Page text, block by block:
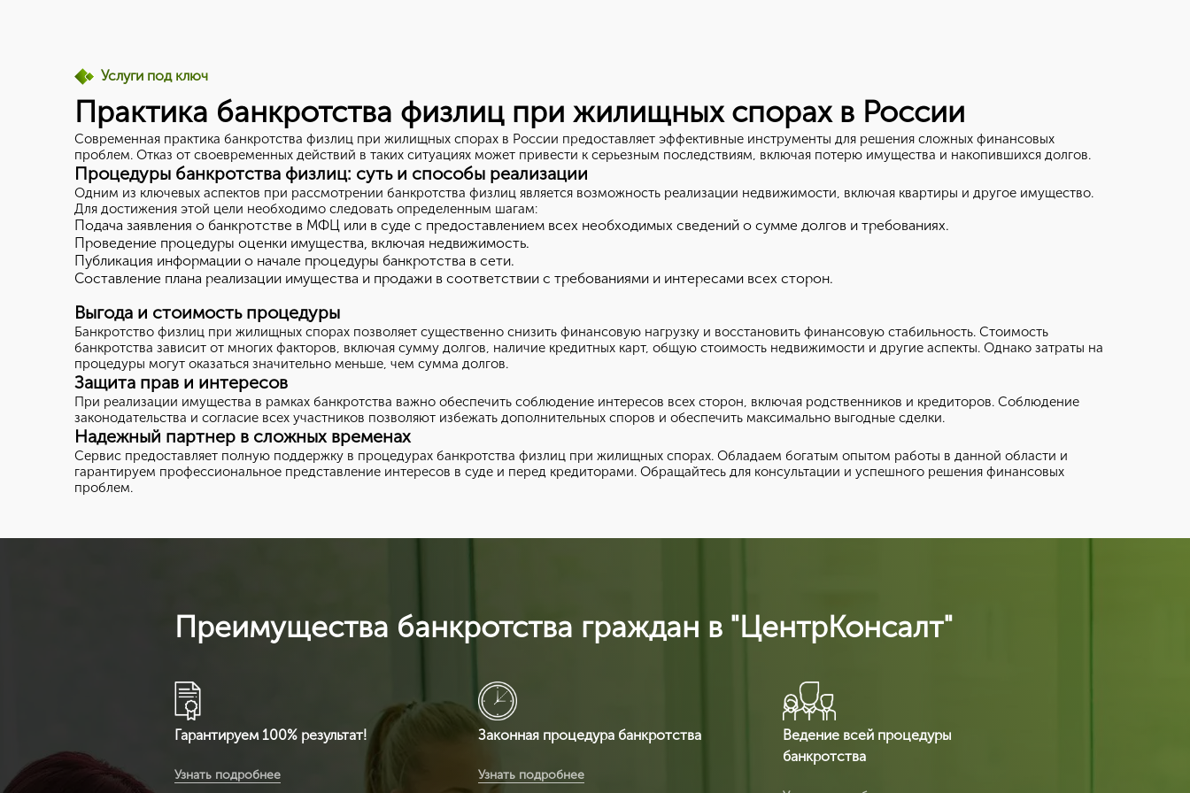
Услуги под ключ
Практика банкротства физлиц при жилищных спорах в России
Современная практика банкротства физлиц при жилищных спорах в России предоставляет эффективные инструменты для решения сложных финансовых
проблем. Отказ от своевременных действий в таких ситуациях может привести к серьезным последствиям, включая потерю имущества и накопившихся долгов.
Процедуры банкротства физлиц: суть и способы реализации
Одним из ключевых аспектов при рассмотрении банкротства физлиц является возможность реализации недвижимости, включая квартиры и другое имущество.
Для достижения этой цели необходимо следовать определенным шагам:
Подача заявления о банкротстве в МФЦ или в суде с предоставлением всех необходимых сведений о сумме долгов и требованиях.
Проведение процедуры оценки имущества, включая недвижимость.
Публикация информации о начале процедуры банкротства в сети.
Составление плана реализации имущества и продажи в соответствии с требованиями и интересами всех сторон.
Выгода и стоимость процедуры
Банкротство физлиц при жилищных спорах позволяет существенно снизить финансовую нагрузку и восстановить финансовую стабильность. Стоимость
банкротства зависит от многих факторов, включая сумму долгов, наличие кредитных карт, общую стоимость недвижимости и другие аспекты. Однако затраты на
процедуры могут оказаться значительно меньше, чем сумма долгов.
Защита прав и интересов
При реализации имущества в рамках банкротства важно обеспечить соблюдение интересов всех сторон, включая родственников и кредиторов. Соблюдение
законодательства и согласие всех участников позволяют избежать дополнительных споров и обеспечить максимально выгодные сделки.
Надежный партнер в сложных временах
Сервис предоставляет полную поддержку в процедурах банкротства физлиц при жилищных спорах. Обладаем богатым опытом работы в данной области и
гарантируем профессиональное представление интересов в суде и перед кредиторами. Обращайтесь для консультации и успешного решения финансовых
проблем.
Преимущества банкротства граждан в "ЦентрКонсалт"
Гарантируем 100% результат!
комплектацию документов:
Узнать подробнее
Законная процедура банкротства
т.к. ЦентрКонсалт являемся
Узнать подробнее
Ведение всей процедуры
банкротства